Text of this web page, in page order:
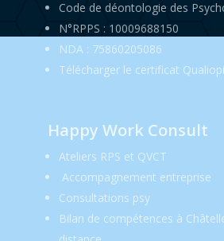
Code de déontologie des
N°RPPS : 10009688150
NDA : 75860205086
Télécharger le certificat Qualiopi
Happy Work Consult
Ateliers RPS et QVCT
Accompagnement entreprise
Consultations psy
Bilan de compétences à